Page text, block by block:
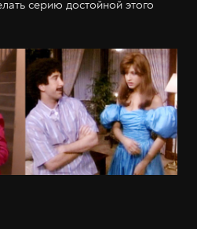
серию достойной этого